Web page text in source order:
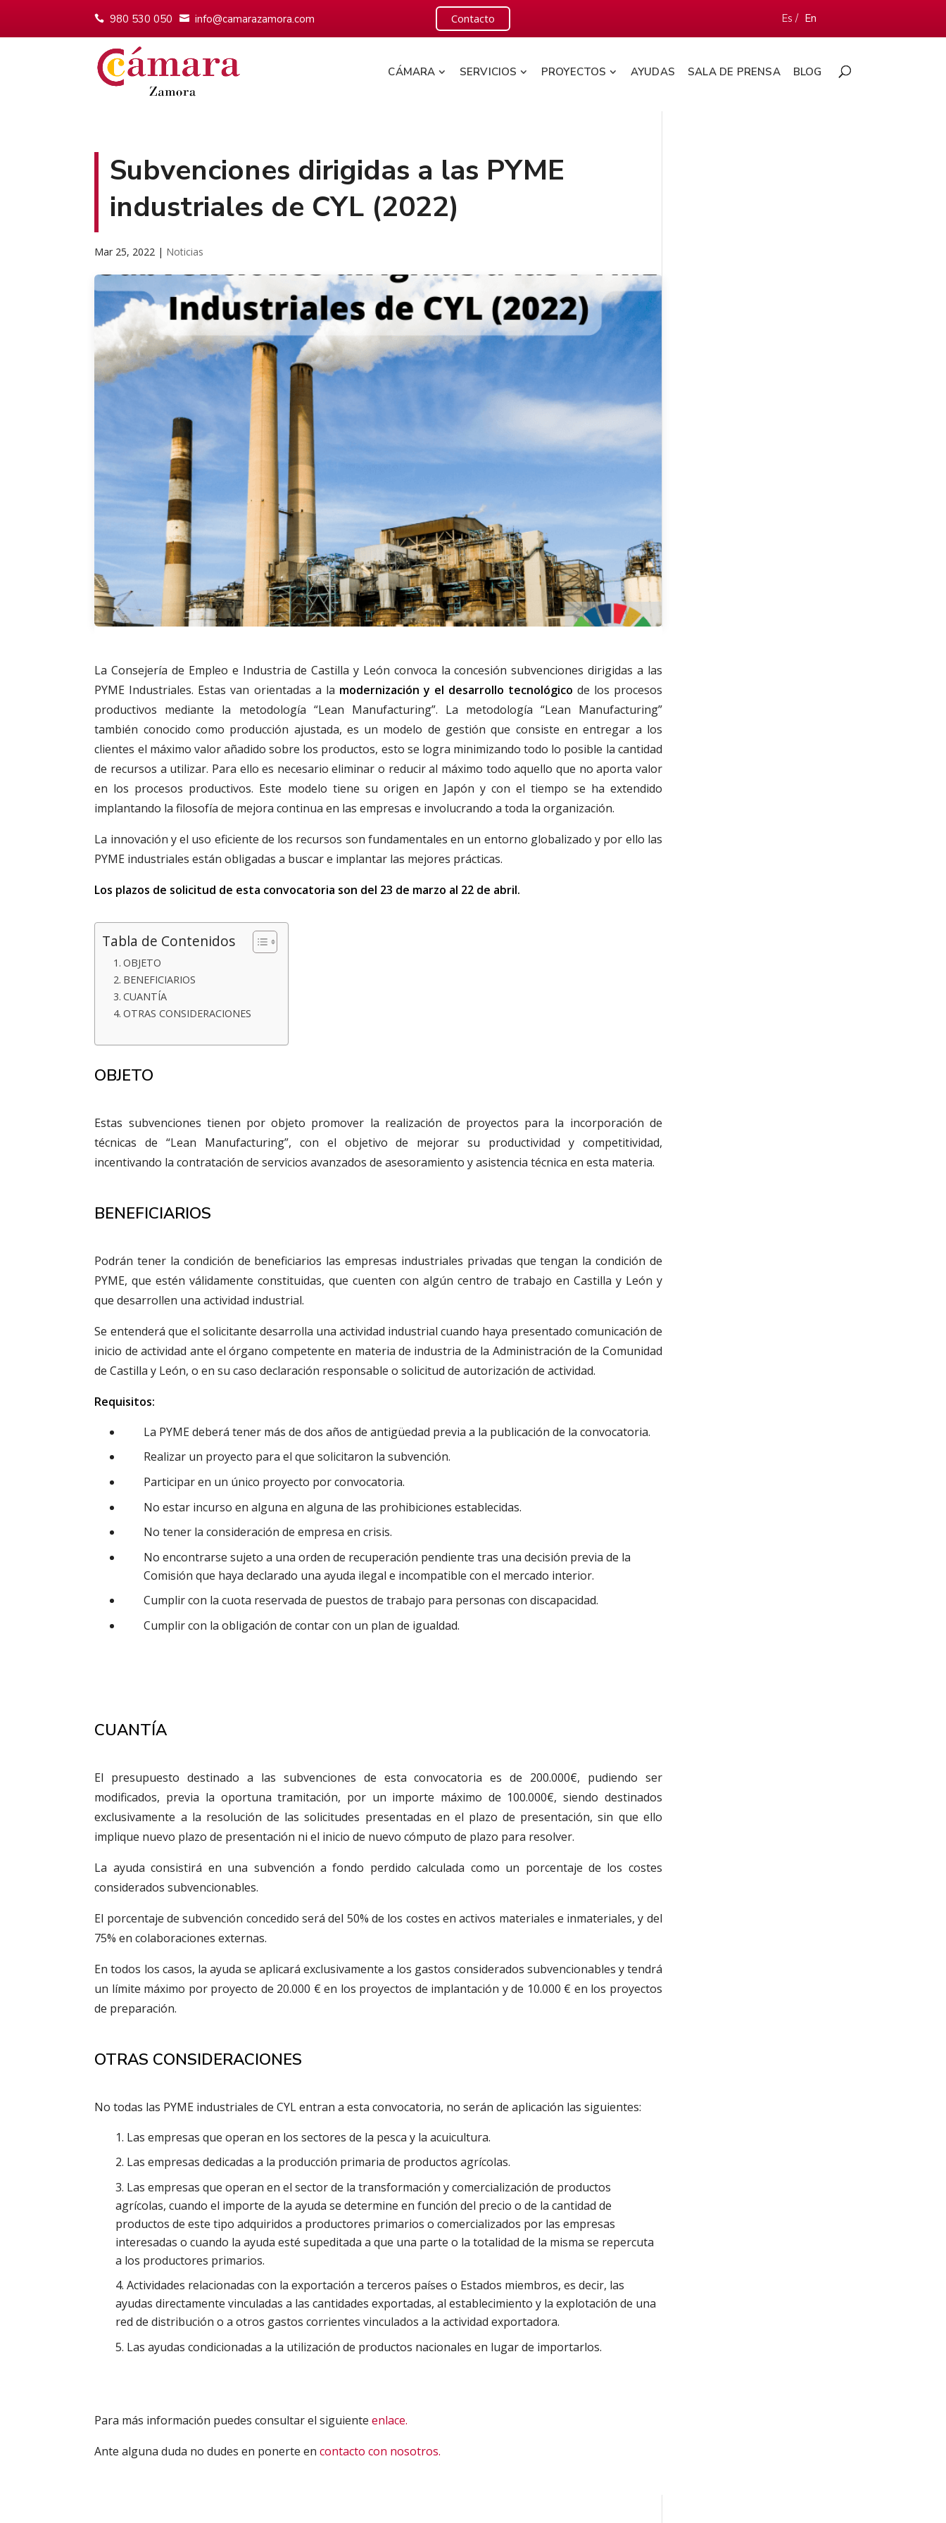
980 530 050 info@camarazamora.com Contacto Es / En
CÁMARA SERVICIOS PROYECTOS AYUDAS SALA DE PRENSA BLOG
Subvenciones dirigidas a las PYME
industriales de CYL (2022)
Mar 25, 2022 | Noticias
La Consejería de Empleo e Industria de Castilla y León convoca la concesión subvenciones dirigidas a las
PYME Industriales. Estas van orientadas a la modernización y el desarrollo tecnológico de los procesos
productivos mediante la metodología “Lean Manufacturing”. La metodología “Lean Manufacturing”
también conocido como producción ajustada, es un modelo de gestión que consiste en entregar a los
clientes el máximo valor añadido sobre los productos, esto se logra minimizando todo lo posible la cantidad
de recursos a utilizar. Para ello es necesario eliminar o reducir al máximo todo aquello que no aporta valor
en los procesos productivos. Este modelo tiene su origen en Japón y con el tiempo se ha extendido
implantando la filosofía de mejora continua en las empresas e involucrando a toda la organización.
La innovación y el uso eficiente de los recursos son fundamentales en un entorno globalizado y por ello las
PYME industriales están obligadas a buscar e implantar las mejores prácticas.
Los plazos de solicitud de esta convocatoria son del 23 de marzo al 22 de abril.
Tabla de Contenidos
OBJETO
BENEFICIARIOS
CUANTÍA
OTRAS CONSIDERACIONES
OBJETO
Estas subvenciones tienen por objeto promover la realización de proyectos para la incorporación de
técnicas de “Lean Manufacturing”, con el objetivo de mejorar su productividad y competitividad,
incentivando la contratación de servicios avanzados de asesoramiento y asistencia técnica en esta materia.
BENEFICIARIOS
Podrán tener la condición de beneficiarios las empresas industriales privadas que tengan la condición de
PYME, que estén válidamente constituidas, que cuenten con algún centro de trabajo en Castilla y León y
que desarrollen una actividad industrial.
Se entenderá que el solicitante desarrolla una actividad industrial cuando haya presentado comunicación de
inicio de actividad ante el órgano competente en materia de industria de la Administración de la Comunidad
de Castilla y León, o en su caso declaración responsable o solicitud de autorización de actividad.
Requisitos:
La PYME deberá tener más de dos años de antigüedad previa a la publicación de la convocatoria.
Realizar un proyecto para el que solicitaron la subvención.
Participar en un único proyecto por convocatoria.
No estar incurso en alguna en alguna de las prohibiciones establecidas.
No tener la consideración de empresa en crisis.
No encontrarse sujeto a una orden de recuperación pendiente tras una decisión previa de la
Comisión que haya declarado una ayuda ilegal e incompatible con el mercado interior.
Cumplir con la cuota reservada de puestos de trabajo para personas con discapacidad.
Cumplir con la obligación de contar con un plan de igualdad.
CUANTÍA
El presupuesto destinado a las subvenciones de esta convocatoria es de 200.000€, pudiendo ser
modificados, previa la oportuna tramitación, por un importe máximo de 100.000€, siendo destinados
exclusivamente a la resolución de las solicitudes presentadas en el plazo de presentación, sin que ello
implique nuevo plazo de presentación ni el inicio de nuevo cómputo de plazo para resolver.
La ayuda consistirá en una subvención a fondo perdido calculada como un porcentaje de los costes
considerados subvencionables.
El porcentaje de subvención concedido será del 50% de los costes en activos materiales e inmateriales, y del
75% en colaboraciones externas.
En todos los casos, la ayuda se aplicará exclusivamente a los gastos considerados subvencionables y tendrá
un límite máximo por proyecto de 20.000 € en los proyectos de implantación y de 10.000 € en los proyectos
de preparación.
OTRAS CONSIDERACIONES
No todas las PYME industriales de CYL entran a esta convocatoria, no serán de aplicación las siguientes:
Las empresas que operan en los sectores de la pesca y la acuicultura.
Las empresas dedicadas a la producción primaria de productos agrícolas.
Las empresas que operan en el sector de la transformación y comercialización de productos
agrícolas, cuando el importe de la ayuda se determine en función del precio o de la cantidad de
productos de este tipo adquiridos a productores primarios o comercializados por las empresas
interesadas o cuando la ayuda esté supeditada a que una parte o la totalidad de la misma se repercuta
a los productores primarios.
Actividades relacionadas con la exportación a terceros países o Estados miembros, es decir, las
ayudas directamente vinculadas a las cantidades exportadas, al establecimiento y la explotación de una
red de distribución o a otros gastos corrientes vinculados a la actividad exportadora.
Las ayudas condicionadas a la utilización de productos nacionales en lugar de importarlos.
Para más información puedes consultar el siguienteenlace.
Ante alguna duda no dudes en ponerte encontacto con nosotros.